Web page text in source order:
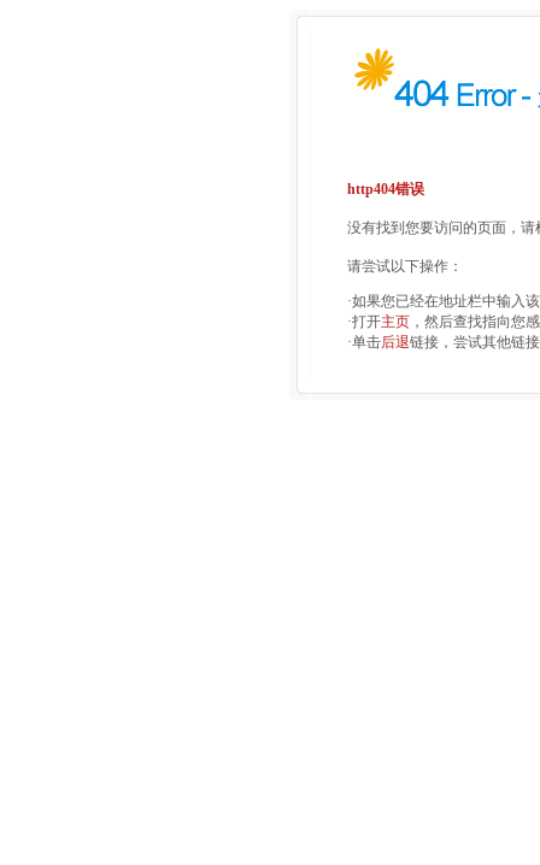
http404错误
没有找到您要访问的页面，
请尝试以下操作：
·如果您已经在地址栏中输入
·打开主页 ，然后查找指向您
·单击后退链接，尝试其他链